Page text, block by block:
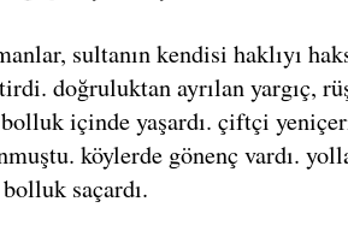
sultanın kendisi haklıyı
doğruluktan ayrılan yargıç,
içinde yaşardı. çiftçi
köylerde gönenç vardı.
saçardı.